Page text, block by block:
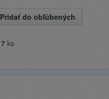
Pridať do obľúbených
7ks